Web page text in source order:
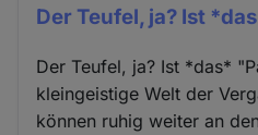
Der Teufel, ja? Ist
Der Teufel, ja? Ist *das*
kleingeistige Welt der
können ruhig weiter an